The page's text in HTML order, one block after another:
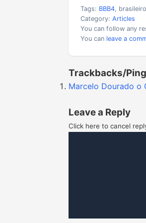
Tags: BBB4,
Category: Articles
You can follow any
You can leave a
Trackbacks/
Marcelo Dourado o
Leave a Reply
Click here to cancel